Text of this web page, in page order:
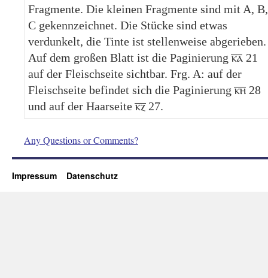
Fragmente. Die kleinen Fragmente sind mit A, B,
C gekennzeichnet. Die Stücke sind etwas
verdunkelt, die Tinte ist stellenweise abgerieben.
Auf dem großen Blatt ist die Paginierung ⲕ︦ⲁ︦ 21
auf der Fleischseite sichtbar. Frg. A: auf der
Fleischseite befindet sich die Paginierung ⲕ︦ⲏ︦ 28
und auf der Haarseite ⲕ︦ⲍ︦ 27.
Any Questions or Comments?
Impressum Datenschutz